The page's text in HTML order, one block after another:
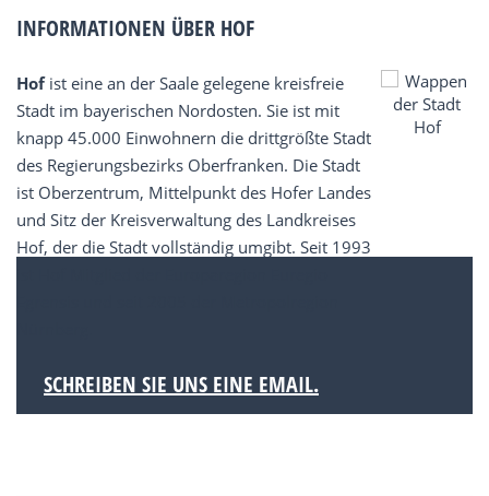
INFORMATIONEN ÜBER HOF
Hofist eine an der Saale gelegene kreisfreie
Stadt im bayerischen Nordosten. Sie ist mit
knapp 45.000 Einwohnern die drittgrößte Stadt
des Regierungsbezirks Oberfranken. Die Stadt
ist Oberzentrum, Mittelpunkt des Hofer Landes
und Sitz der Kreisverwaltung des Landkreises
Hof, der die Stadt vollständig umgibt. Seit 1993
SCHREIBEN SIE UNS EINE EMAIL.